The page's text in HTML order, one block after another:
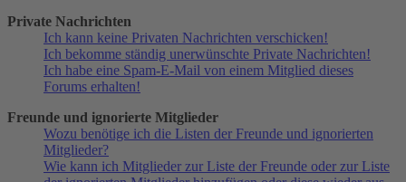
Private Nachrichten
Ich kann keine Privaten Nachrichten verschicken!
Ich bekomme ständig unerwünschte Private Nachrichten!
Ich habe eine Spam-E-Mail von einem Mitglied dieses
Forums erhalten!
Freunde und ignorierte Mitglieder
Wozu benötige ich die Listen der Freunde und ignorierten
Mitglieder?
Wie kann ich Mitglieder zur Liste der Freunde oder zur Liste